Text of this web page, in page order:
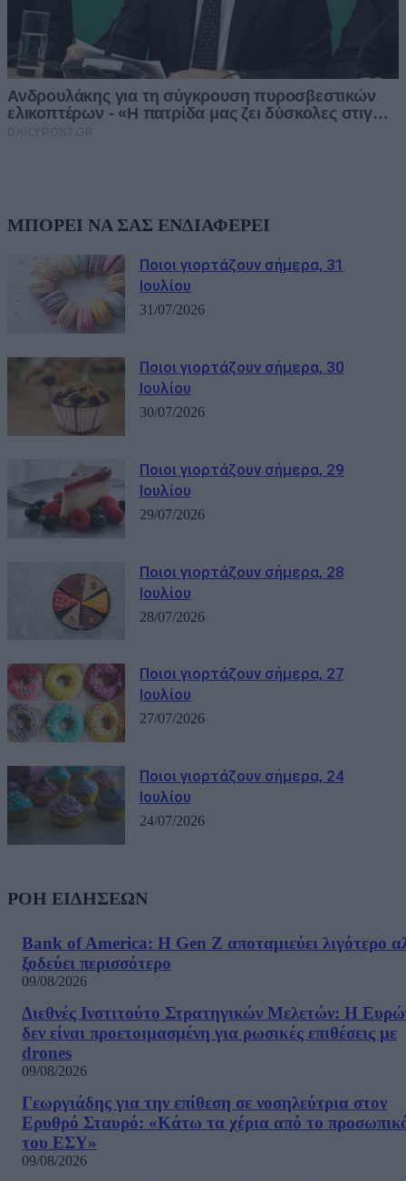
ΜΠΟΡΕΙ ΝΑ ΣΑΣ ΕΝΔΙΑΦΕΡΕΙ
Ποιοι γιορτάζουν σήμερα, 31
Ιουλίου
31/07/2026
Ποιοι γιορτάζουν σήμερα, 30
Ιουλίου
30/07/2026
Ποιοι γιορτάζουν σήμερα, 29
Ιουλίου
29/07/2026
Ποιοι γιορτάζουν σήμερα, 28
Ιουλίου
28/07/2026
Ποιοι γιορτάζουν σήμερα, 27
Ιουλίου
27/07/2026
Ποιοι γιορτάζουν σήμερα, 24
Ιουλίου
24/07/2026
ΡΟΗ ΕΙΔΗΣΕΩΝ
Bank of America: Η Gen Z αποταμιεύει λιγότερο
ξοδεύει περισσότερο
09/08/2026
Διεθνές Ινστιτούτο Στρατηγικών Μελετών: Η
δεν είναι προετοιμασμένη για ρωσικές επιθέσεις με
drones
09/08/2026
Γεωργιάδης για την επίθεση σε νοσηλεύτρια στον
Ερυθρό Σταυρό: «Κάτω τα χέρια από το
του ΕΣΥ»
09/08/2026